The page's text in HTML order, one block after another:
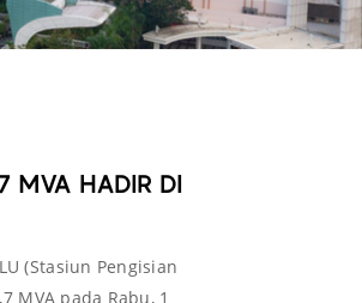
MVA HADIR DI
(Stasiun Pengisian
MVA pada Rabu, 1